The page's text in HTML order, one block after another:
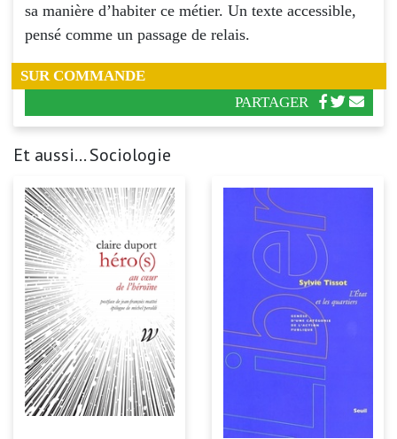
sa manière d’habiter ce métier. Un texte accessible,
pensé comme un passage de relais.
SUR COMMANDE
PARTAGER
Et aussi... Sociologie